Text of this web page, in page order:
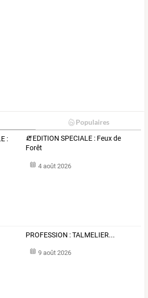
Populaires
🧯EDITION SPECIALE : Feux de
Forêt
4 août 2026
PROFESSION : TALMELIER...
9 août 2026